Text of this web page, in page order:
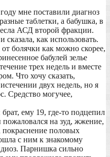
мне поставили диагноз
таблетки, а бабушка, в
АСД второй фракции.
сказала, как использовать.
от болячки как можно скорее,
бабулей зелье
трех недель и вместе
Что хочу сказать,
двух недель, но я
Средство могучее,
ему 19, где-то подцепил
на зуд, жжение,
половых
с ним к знакомому
Парнишка сильно